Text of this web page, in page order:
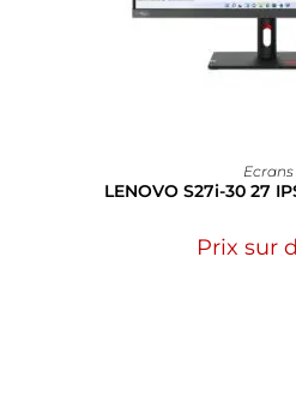
Ecrans
LENOVO S27i-30 27
Prix sur